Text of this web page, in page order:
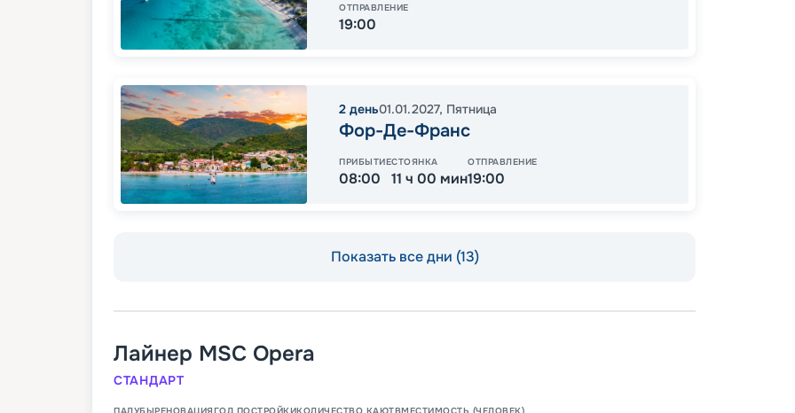
ОТПРАВЛЕНИЕ
19:00
2 день01.01.2027, Пятница
Фор-Де-Франс
ПРИБЫТИЕ
08:00
СТОЯНКА
11 ч 00 мин
ОТПРАВЛЕНИЕ
19:00
Показать все дни (13)
Лайнер MSC Opera
СТАНДАРТ